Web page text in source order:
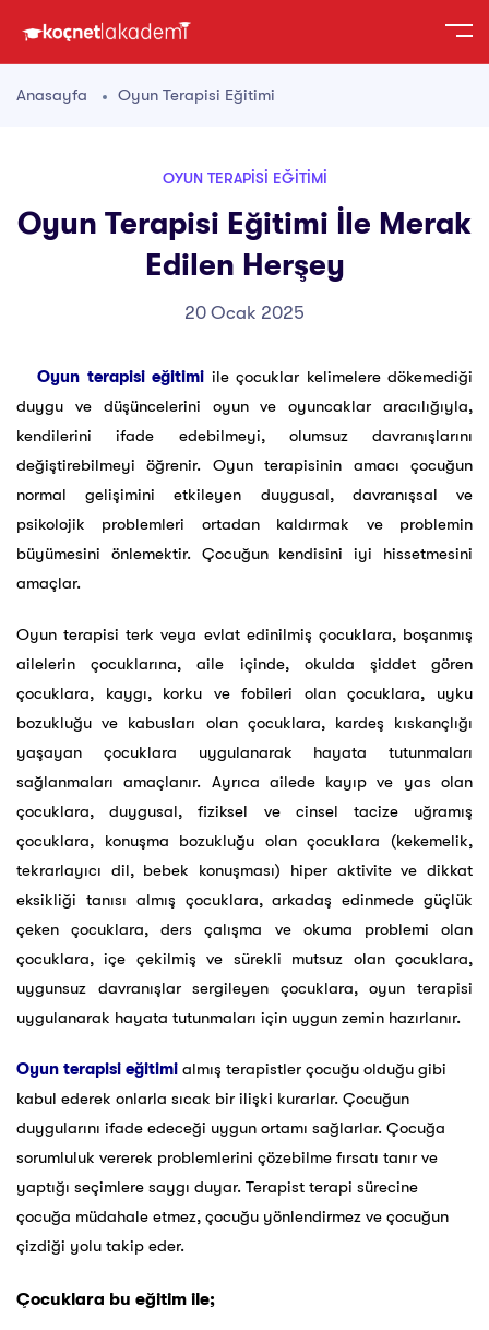
Anasayfa Oyun Terapisi Eğitimi
OYUN TERAPISI EĞITIMI
Oyun Terapisi Eğitimi İle Merak
Edilen Herşey
20 Ocak 2025
Oyun terapisi eğitimi ile çocuklar kelimelere dökemediği
duygu ve düşüncelerini oyun ve oyuncaklar aracılığıyla,
kendilerini ifade edebilmeyi, olumsuz davranışlarını
değiştirebilmeyi öğrenir. Oyun terapisinin amacı çocuğun
normal gelişimini etkileyen duygusal, davranışsal ve
psikolojik problemleri ortadan kaldırmak ve problemin
büyümesini önlemektir. Çocuğun kendisini iyi hissetmesini
amaçlar.
Oyun terapisi terk veya evlat edinilmiş çocuklara, boşanmış
ailelerin çocuklarına,aile içinde, okulda şiddet gören
çocuklara, kaygı, korku ve fobileri olan çocuklara, uyku
bozukluğu ve kabusları olan çocuklara, kardeş kıskançlığı
yaşayan çocuklara uygulanarak hayata tutunmaları
sağlanmaları amaçlanır. Ayrıca ailede kayıp ve yas olan
çocuklara, duygusal, fiziksel ve cinsel tacize uğramış
çocuklara, konuşma bozukluğu olan çocuklara (kekemelik,
tekrarlayıcı dil, bebek konuşması) hiper aktivite ve dikkat
eksikliği tanısı almış çocuklara, arkadaş edinmede güçlük
çeken çocuklara, ders çalışma ve okuma problemi olan
çocuklara, içe çekilmiş ve sürekli mutsuz olan çocuklara,
uygunsuz davranışlar sergileyen çocuklara, oyun terapisi
uygulanarak hayata tutunmaları için uygun zemin hazırlanır.
Oyun terapisi eğitimi almış terapistler çocuğu olduğu gibi
kabul ederek onlarla sıcak bir ilişki kurarlar. Çocuğun
duygularını ifade edeceği uygun ortamı sağlarlar. Çocuğa
sorumluluk vererek problemlerini çözebilme fırsatı tanır ve
yaptığı seçimlere saygı duyar. Terapist terapi sürecine
çocuğa müdahale etmez, çocuğu yönlendirmez ve çocuğun
çizdiği yolu takip eder.
Çocuklara bu eğitim ile;